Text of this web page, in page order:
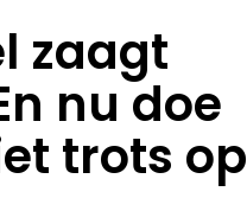
zaagt
nu doe
trots op